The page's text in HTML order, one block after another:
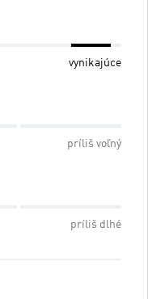
vynikajúce
príliš voľný
príliš dlhé